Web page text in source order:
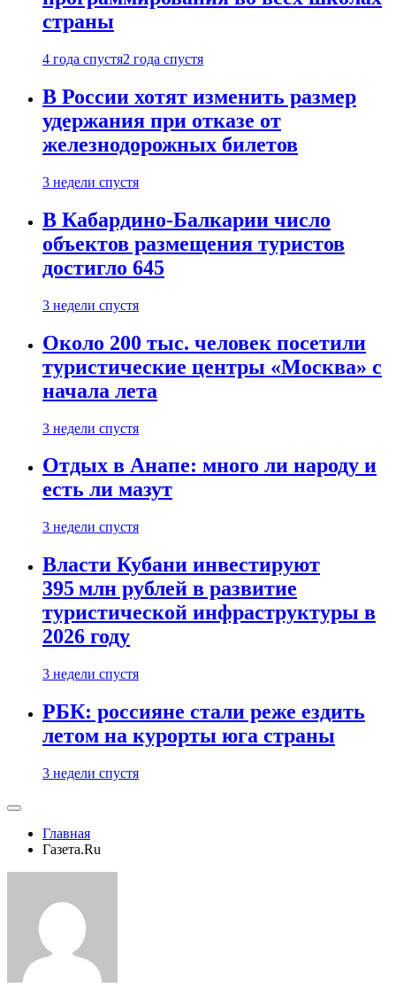
страны
4 года спустя2 года спустя
В России хотят изменить размер
удержания при отказе от
железнодорожных билетов
3 недели спустя
В Кабардино-Балкарии число
объектов размещения туристов
достигло 645
3 недели спустя
Около 200 тыс. человек посетили
туристические центры «Москва» с
начала лета
3 недели спустя
Отдых в Анапе: много ли народу и
есть ли мазут
3 недели спустя
Власти Кубани инвестируют
395 млн рублей в развитие
туристической инфраструктуры в
2026 году
3 недели спустя
РБК: россияне стали реже ездить
летом на курорты юга страны
3 недели спустя
Главная
Газета.Ru